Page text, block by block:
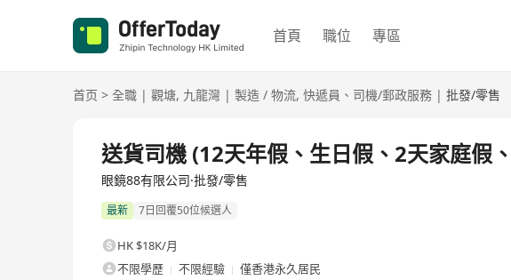
首頁 職位 專區
首页 > 全職 | 觀塘, 九龍灣 | 製造 / 物流, 快遞員、司機/郵政服務 | 批發/零售
送貨司機 (12天年假、生日假、2天家庭假
眼鏡88有限公司·批發/零售
最新 7日回覆50位候選人
HK $18K/月
不限學歷
不限經驗
僅香港永久居民